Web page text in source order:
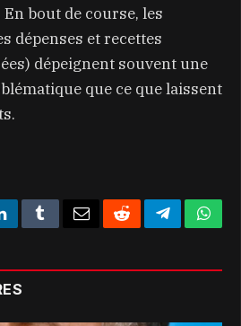
En bout de course, les
dépenses et recettes
dépeignent souvent une
que ce que laissent
Tumblr EmailRedditTelegram